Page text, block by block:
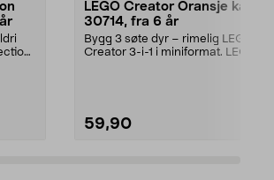
LEGO Creator Oransje katt
30714, fra 6 år
Bygg 3 søte dyr – rimelig LEGO
Creator 3-i-1 i miniformat. LEGO
59,90